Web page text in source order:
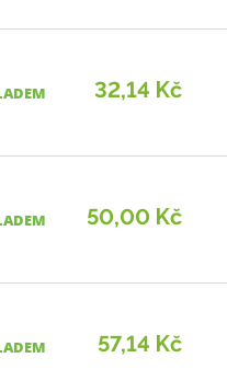
32,14 Kč
50,00 Kč
57,14 Kč